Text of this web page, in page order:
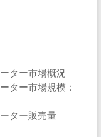
ター市場概況
ター市場規模：
ター販売量